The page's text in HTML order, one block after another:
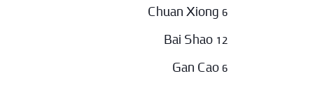
Chuan Xiong 6
Bai Shao 12
Gan Cao 6